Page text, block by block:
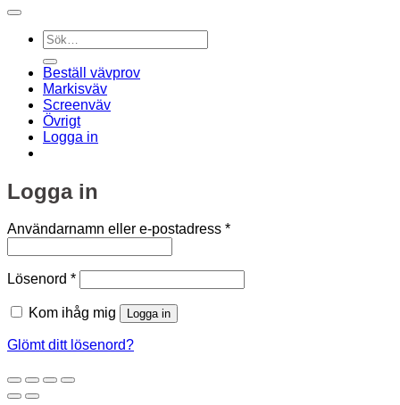
Sök
efter:
Beställ vävprov
Markisväv
Screenväv
Övrigt
Logga in
Logga in
Användarnamn eller e-postadress *Obligatoriskt
Lösenord *Obligatoriskt
Kom ihåg mig Logga in
Glömt ditt lösenord?